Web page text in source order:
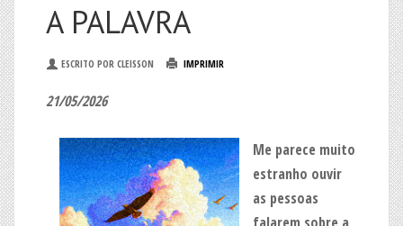
A PALAVRA
ESCRITO POR CLEISSON IMPRIMIR
21/05/2026
Me parece muito
estranho ouvir
as pessoas